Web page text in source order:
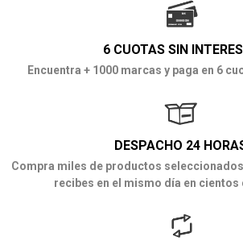
6 CUOTAS SIN
Encuentra + 1000 marcas y paga en 6
DESPACHO 24
Compra miles de productos
recibes en el mismo día en cientos